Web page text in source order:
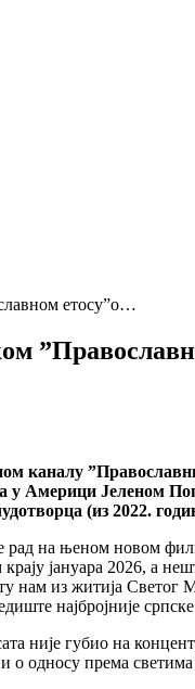
етосу”о…
каналу
у Америци Јеленом
(из 2022.
рад на њеном новом
јануара 2026, а
нам из житија Светог
најбројније
није губио на
односу према